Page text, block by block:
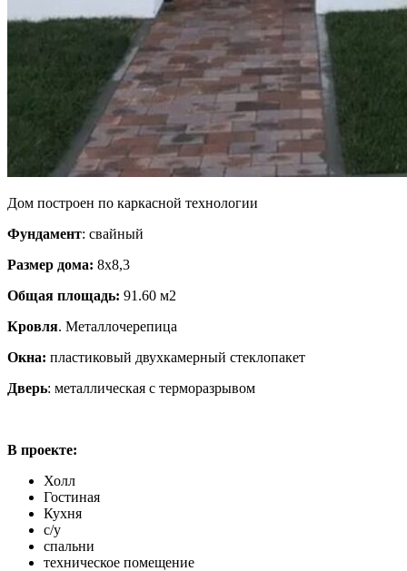
Дом построен по каркасной технологии
Фундамент: свайный
Размер дома: 8х8,3
Общая площадь: 91.60 м2
Кровля. Металлочерепица
Окна: пластиковый двухкамерный стеклопакет
Дверь: металлическая с терморазрывом
В проекте:
Холл
Гостиная
Кухня
с/у
спальни
техническое помещение